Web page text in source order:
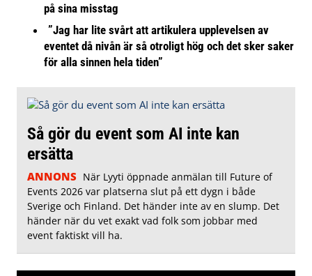
på sina misstag
”Jag har lite svårt att artikulera upplevelsen av
eventet då nivån är så otroligt hög och det sker saker
för alla sinnen hela tiden”
Så gör du event som AI inte kan
ersätta
ANNONS När Lyyti öppnade anmälan till Future of
Events 2026 var platserna slut på ett dygn i både
Sverige och Finland. Det händer inte av en slump. Det
händer när du vet exakt vad folk som jobbar med
event faktiskt vill ha.